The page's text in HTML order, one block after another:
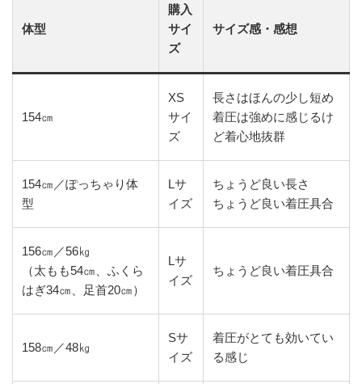
体型
購入
サイ
ズ
サイズ感・感想
154㎝
XS
サイ
ズ
長さはほんの少し短め
着圧は強めに感じるけ
ど着心地抜群
154㎝／ぽっちゃり体
型
Lサ
イズ
ちょうど良い長さ
ちょうど良い着圧具合
156㎝／56㎏
（太もも54㎝、ふくら
はぎ34㎝、足首20㎝）
Lサ
イズ
ちょうど良い着圧具合
158㎝／48㎏
Sサ
イズ
着圧がとても効いてい
る感じ